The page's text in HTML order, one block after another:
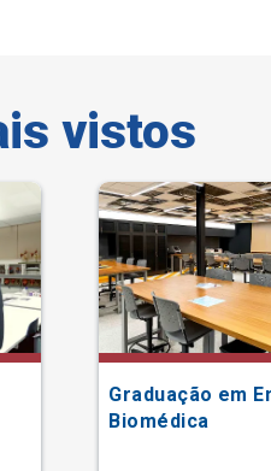
vistos
Graduação em
Biomédica